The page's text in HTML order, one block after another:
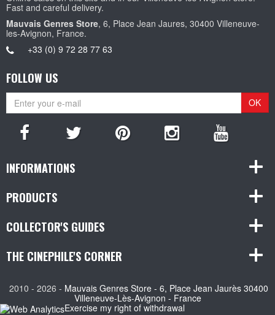
Fast and careful delivery.
Mauvais Genres Store, 6, Place Jean Jaures, 30400 Villeneuve-
les-Avignon, France.
+33 (0) 9 72 28 77 63
FOLLOW US
OK
INFORMATIONS
PRODUCTS
COLLECTOR'S GUIDES
THE CINEPHILE'S CORNER
2010 - 2026 - Mauvais Genres Store - 6, Place Jean Jaurès 30400
Villeneuve-Lès-Avignon - France
Exercise my right of withdrawal